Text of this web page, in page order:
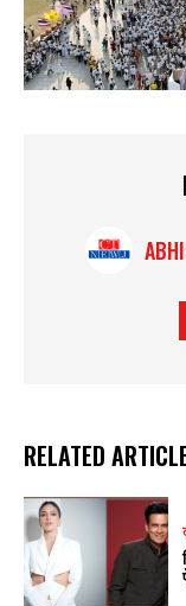
RELATED